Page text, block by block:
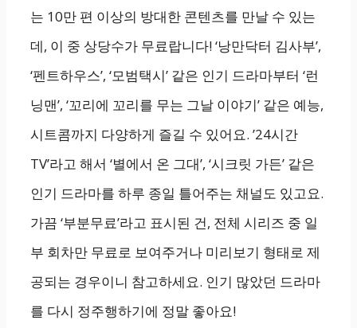
는 10만 편 이상의 방대한 콘텐츠를 만날 수 있는
데, 이 중 상당수가 무료랍니다! ‘낭만닥터 김사부’,
‘펜트하우스’, ‘모범택시’ 같은 인기 드라마부터 ‘런
닝맨’, ‘꼬리에 꼬리를 무는 그날 이야기’ 같은 예능,
시트콤까지 다양하게 즐길 수 있어요. ’24시간
TV’라고 해서 ‘별에서 온 그대’, ‘시크릿 가든’ 같은
인기 드라마를 하루 종일 틀어주는 채널도 있고요.
가끔 ‘부분무료’라고 표시된 건, 전체 시리즈 중 일
부 회차만 무료로 보여주거나 미리보기 형태로 제
공되는 경우이니 참고하세요. 인기 많았던 드라마
를 다시 정주행하기에 정말 좋아요!